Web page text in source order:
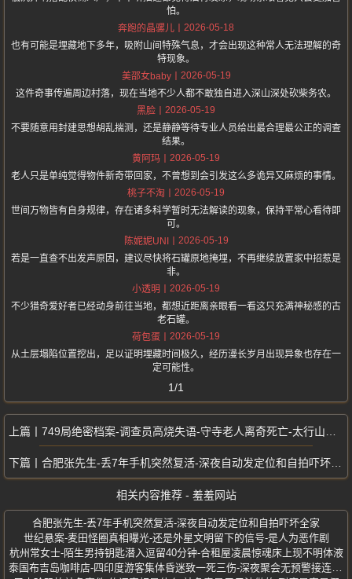
怕。
奔跑的晶骡儿
2026-05-18
也有可能是埋藏地下多年，吸附山间特殊气息，才会出现这种常人无法理解的奇
特现象。
美邵女baby
2026-05-19
这件奇事传遍周边村落，现在当地不少人都不敢独自进入深山深处砍柴务农。
黑脸
2026-05-19
不要随意用封建思想胡乱揣测，还是静静等待专业人员给出最合理最公正的调查
结果。
黄阿玛
2026-05-19
老人只是单纯觉得物件新奇带回家，不曾想到会引发这么多诡异又麻烦的事情。
桃子不淘
2026-05-19
世间万物皆有自身规律，存在诸多科学暂时无法解读的现象，保持平常心看待即
可。
陈妮妮UNI
2026-05-19
若是一直查不出发声原因，建议尽快将石罐原地掩埋，不再继续放置家中招惹是
非。
小透明
2026-05-19
不少猎奇爱好者已经动身前往当地，都想近距离亲眼看一看这只充满神秘感的古
老石罐。
荷包蛋
2026-05-19
从土层塌陷位置挖出，足以证明埋藏时间极久，经历漫长岁月出现异象也存在一
定可能性。
1/1
749局绝密档案-调查员高烧失语-守寺老人离奇死亡-太行山神秘古寺事件
合肥张先生-丢7年手机突然复活-深夜自动发定位和自拍吓坏全家
相关内容推荐 - 羞羞网站
合肥张先生-丢7年手机突然复活-深夜自动发定位和自拍吓坏全家
世纪悬案-麦田怪圈真相曝光-还是外星文明留下的信号-是人为恶作剧
杭州常女士-陌生男持钥匙潜入逗留40分钟-合租屋凌晨惊魂床上现不明体液